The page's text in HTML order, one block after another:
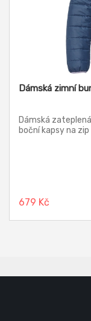
Dámská zimní
Dámská
boční kapsy na zip
679 Kč